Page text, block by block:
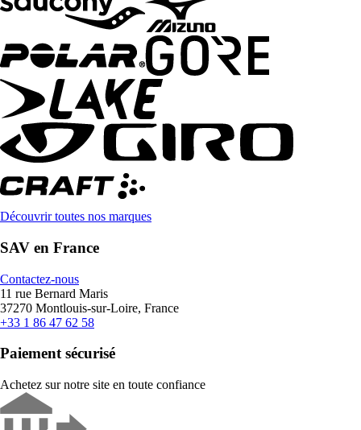
Découvrir toutes nos marques
SAV en France
Contactez-nous
11 rue Bernard Maris
37270 Montlouis-sur-Loire, France
+33 1 86 47 62 58
Paiement sécurisé
Achetez sur notre site en toute confiance